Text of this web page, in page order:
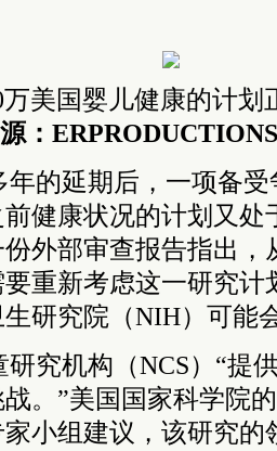
美国婴儿健康的计划
源：
年的延期后，一项备
健康状况的计划又处
份外部审查报告指出
重新考虑这一研究计
研究院（NIH）可能
研究机构（NCS）“提
。”美国国家科学院
家小组建议，该研究